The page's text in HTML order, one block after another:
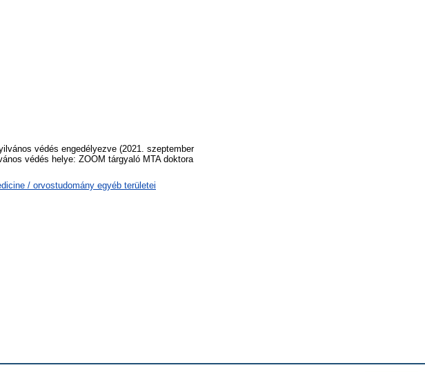
védés engedélyezve (2021. szeptember
védés helye: ZOOM tárgyaló MTA doktora
/ orvostudomány egyéb területei